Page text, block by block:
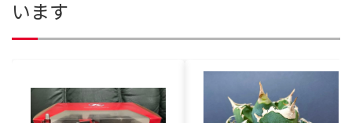
います